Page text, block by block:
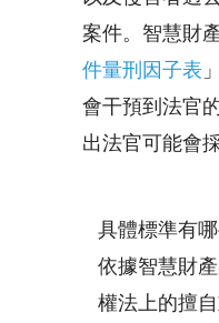
案件。智慧財
件量刑因子表
會干預到法官
出法官可能會
具體標準有哪
依據智慧財
權法上的擅